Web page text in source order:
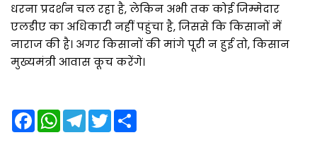
धरना प्रदर्शन चल रहा है, लेकिन अभी तक कोई जिम्मेदार
एलडीए का अधिकारी नहीं पहुंचा है, जिससे कि किसानों में
नाराज की है। अगर किसानों की मांगे पूरी न हुई तो, किसान
मुख्यमंत्री आवास कूच करेंगे।
F
a
W
T
e
T
w